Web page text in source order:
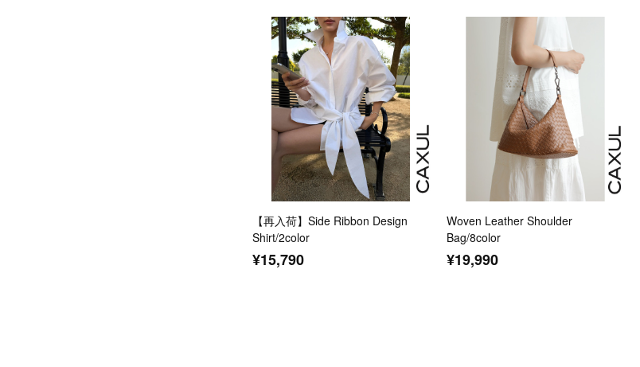
【再入荷】Side Ribbon Design
Shirt/2color
¥15,790
Woven Leather Shoulder
Bag/8color
¥19,990